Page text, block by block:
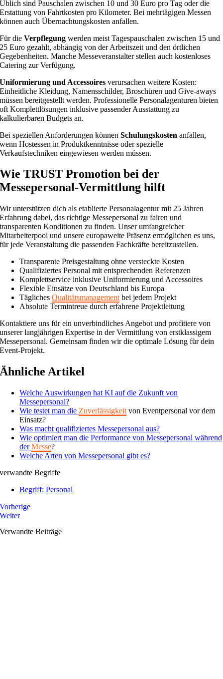
Üblich sind Pauschalen zwischen 10 und 30 Euro pro Tag oder die
Erstattung von Fahrtkosten pro Kilometer. Bei mehrtägigen Messen
können auch Übernachtungskosten anfallen.
Für dieVerpflegung werden meist Tagespauschalen zwischen 15 und
25 Euro gezahlt, abhängig von der Arbeitszeit und den örtlichen
Gegebenheiten. Manche Messeveranstalter stellen auch kostenloses
Catering zur Verfügung.
Uniformierung und Accessoires verursachen weitere Kosten:
Einheitliche Kleidung, Namensschilder, Broschüren und Give-aways
müssen bereitgestellt werden. Professionelle Personalagenturen bieten
oft Komplettlösungen inklusive passender Ausstattung zu
kalkulierbaren Budgets an.
Bei speziellen Anforderungen könnenSchulungskosten anfallen,
wenn Hostessen in Produktkenntnisse oder spezielle
Verkaufstechniken eingewiesen werden müssen.
Wie TRUST Promotion bei der
Messepersonal-Vermittlung hilft
Wir unterstützen dich als etablierte Personalagentur mit 25 Jahren
Erfahrung dabei, das richtige Messepersonal zu fairen und
transparenten Konditionen zu finden. Unser umfangreicher
Mitarbeiterpool und unsere europaweite Präsenz ermöglichen es uns,
für jede Veranstaltung die passenden Fachkräfte bereitzustellen.
Transparente Preisgestaltung ohne versteckte Kosten
Qualifiziertes Personal mit entsprechenden Referenzen
Komplettservice inklusive Uniformierung und Accessoires
Flexible Einsätze von Deutschland bis Europa
TäglichesQualitätsmanagement bei jedem Projekt
Absolute Termintreue durch erfahrene Projektleitung
Kontaktiere uns für ein unverbindliches Angebot und profitiere von
unserer langjährigen Expertise in der Vermittlung von erstklassigem
Messepersonal. Gemeinsam finden wir die optimale Lösung für dein
Event-Projekt.
Ähnliche Artikel
Welche Auswirkungen hat KI auf die Zukunft von
Messepersonal?
Wie testet man die Zuverlässigkeit von Eventpersonal vor dem
Einsatz?
Was macht qualifiziertes Messepersonal aus?
Wie optimiert man die Performance von Messepersonal während
derMesse?
Welche Arten von Messepersonal gibt es?
verwandte Begriffe
Begriff: Personal
Vorherige
Weiter
Verwandte Beiträge